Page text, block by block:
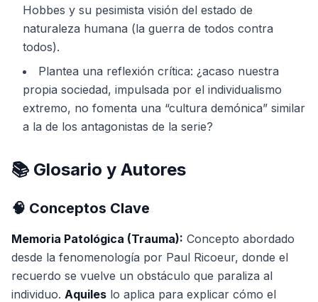
Hobbes y su pesimista visión del estado de
naturaleza humana (la guerra de todos contra
todos).
Plantea una reflexión crítica: ¿acaso nuestra
propia sociedad, impulsada por el individualismo
extremo, no fomenta una “cultura demónica” similar
a la de los antagonistas de la serie?
📚 Glosario y Autores
🧠 Conceptos Clave
Memoria Patológica (Trauma): Concepto abordado
desde la fenomenología por Paul Ricoeur, donde el
recuerdo se vuelve un obstáculo que paraliza al
individuo. Aquiles lo aplica para explicar cómo el